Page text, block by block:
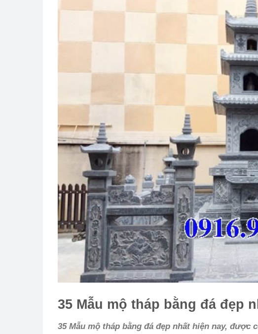
35 Mẫu mộ tháp bằng đá đẹp
35 Mẫu mộ tháp bằng đá đẹp nhất hiện nay,